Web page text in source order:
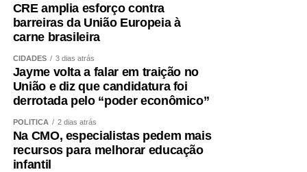
CRE amplia esforço contra
barreiras da União Europeia à
carne brasileira
CIDADES 3 dias atrás
Jayme volta a falar em traição no
União e diz que candidatura foi
derrotada pelo “poder econômico”
POLÍTICA 2 dias atrás
Na CMO, especialistas pedem mais
recursos para melhorar educação
infantil